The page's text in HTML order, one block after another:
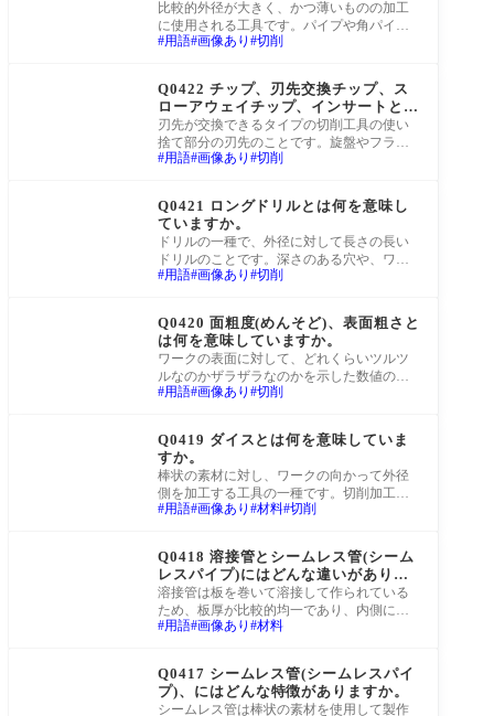
比較的外径が大きく、かつ薄いものの加工
に使用される工具です。パイプや角パイ
プ、薄板に対して使用されることが多くあ
用語 画像あり 切削
Q0422 チップ、刃先交換チップ、ス
ローアウェイチップ、インサートとは
何を意味していますか。
刃先が交換できるタイプの切削工具の使い
捨て部分の刃先のことです。旋盤やフライ
ス、マシニングセンタなど対象となる機械
用語 画像あり 切削
Q0421 ロングドリルとは何を意味し
ていますか。
ドリルの一種で、外径に対して長さの長い
ドリルのことです。深さのある穴や、ワー
クの奥の方にある穴に対して使用されま
用語 画像あり 切削
Q0420 面粗度(めんそど)、表面粗さと
は何を意味していますか。
ワークの表面に対して、どれくらいツルツ
ルなのかザラザラなのかを示した数値のこ
とです。原則としては数値が小さいほどツ
用語 画像あり 切削
Q0419 ダイスとは何を意味していま
すか。
棒状の素材に対し、ワークの向かって外径
側を加工する工具の一種です。切削加工や
塑性加工に使用されます。一般的なもの
用語 画像あり 材料 切削
Q0418 溶接管とシームレス管(シーム
レスパイプ)にはどんな違いがありま
すか。
溶接管は板を巻いて溶接して作られている
ため、板厚が比較的均一であり、内側に溶
接の痕があります。比較的大きな外径のも
用語 画像あり 材料
Q0417 シームレス管(シームレスパイ
プ)、にはどんな特徴がありますか。
シームレス管は棒状の素材を使用して製作